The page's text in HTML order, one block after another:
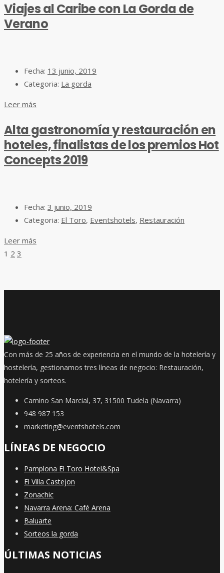
Viajes al Caribe con La Gorda de
Verano
Fecha: 13 junio, 2019
Categoria: La gorda
Leer más
Alta gastronomía y restauración en
hoteles, finalistas de los premios Hot
Concepts 2019
Fecha: 3 junio, 2019
Categoria: El Toro, Eventshotels, Restauración
Leer más
1 2 3
Con más de 25 años de experiencia en el mundo de la hotelería y
hostelería, gestionamos tres líneas de negocio: Restauración,
hotelería y sorteos.
Camino San Marcial, 37, 31500 Tudela (Navarra)
948 987 153
marketing@eventshotels.com
LÍNEAS DE NEGOCIO
Pamplona El Toro Hotel&Spa
El Villa Castejon
Zonachic
Navarra Arena: Café Arena
Baluarte
Sorteos la gorda
ÚLTIMAS NOTICIAS